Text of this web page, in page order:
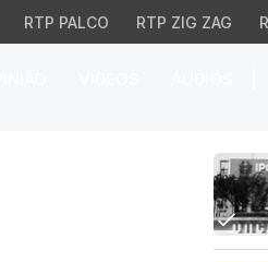
RTP PALCO RTP ZIG ZAG